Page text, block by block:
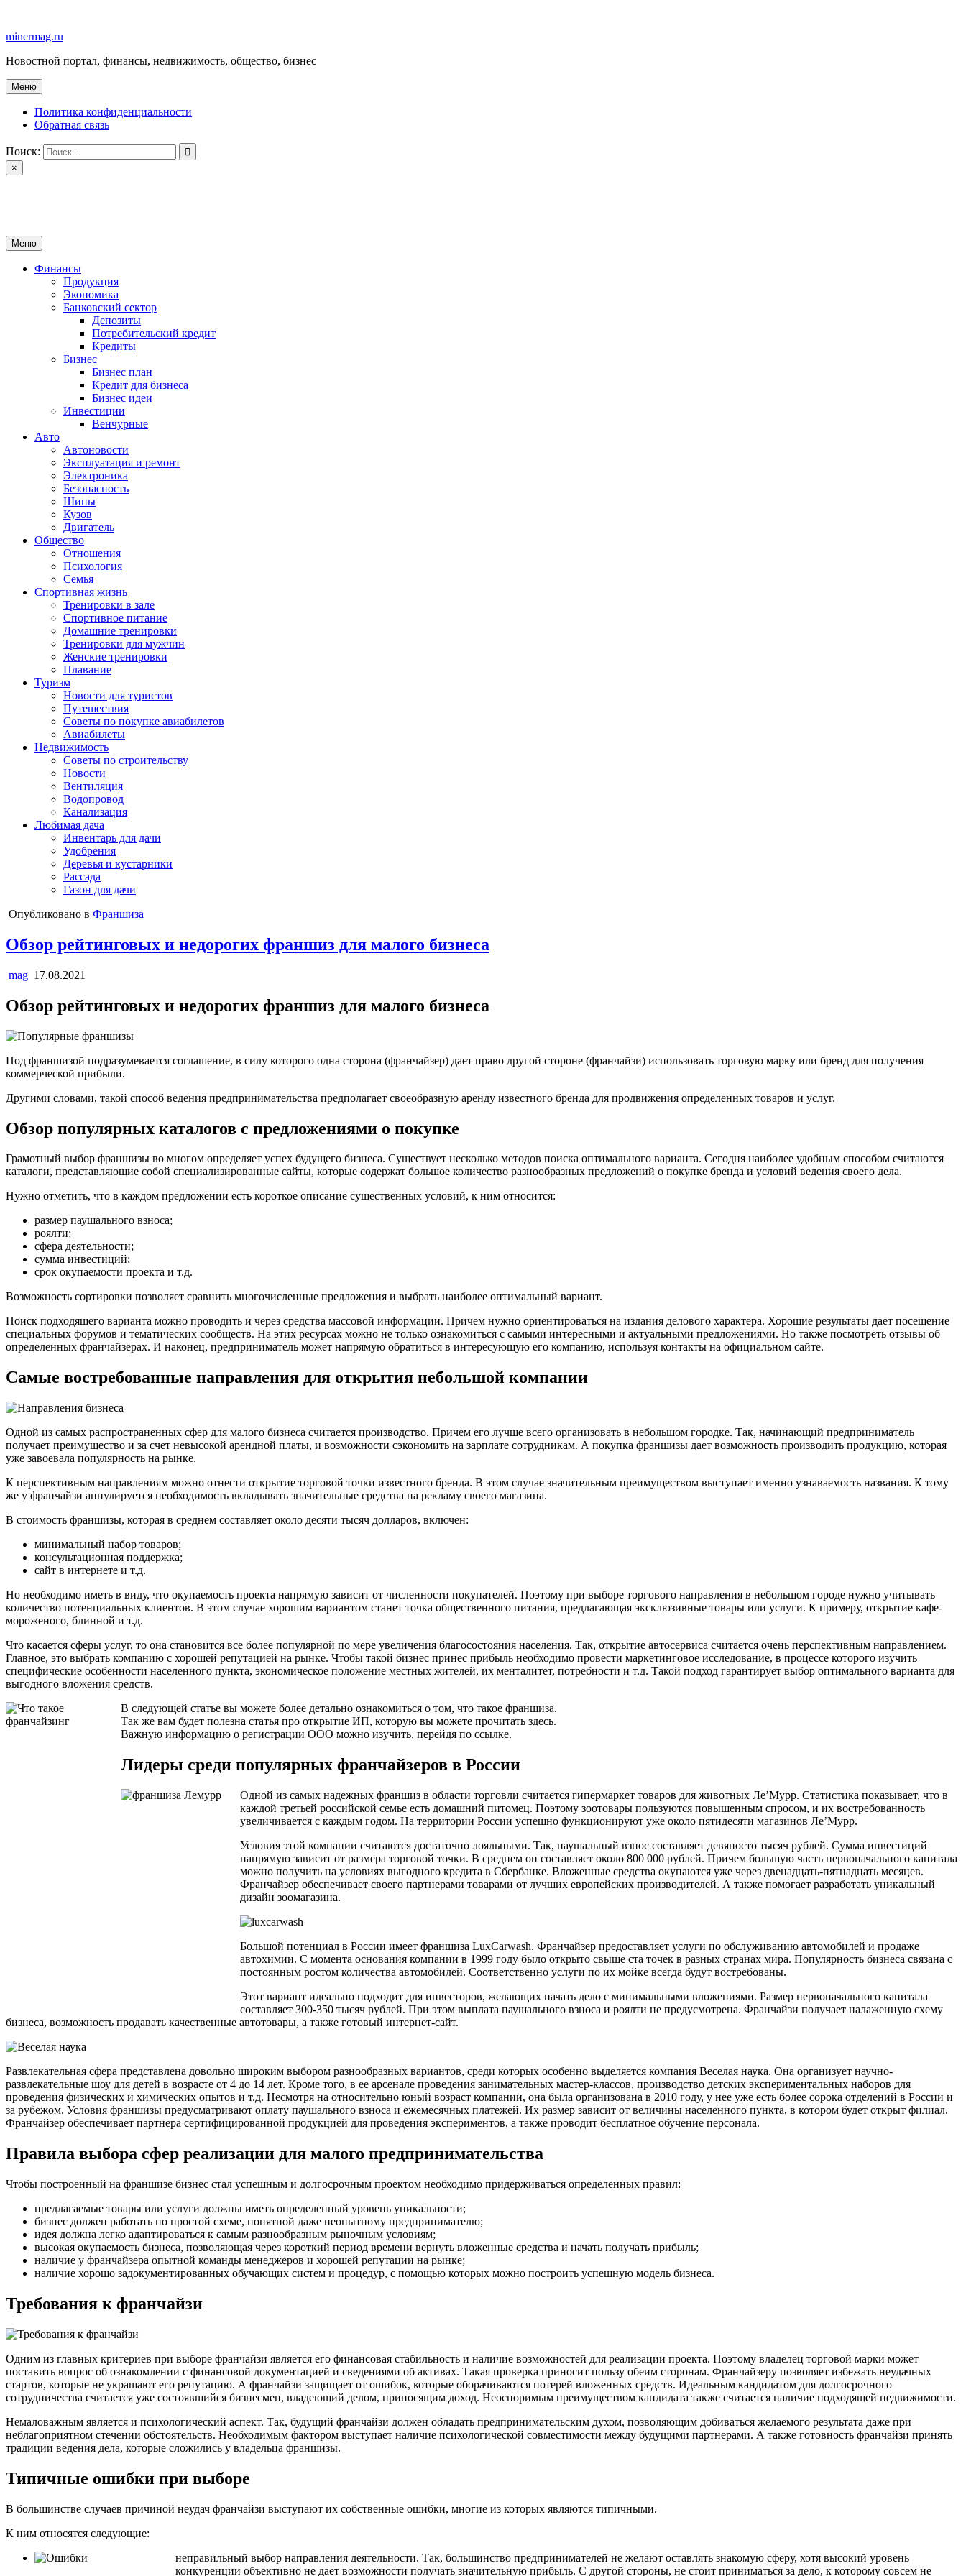
содержимому
minermag.ru
Новостной портал, финансы, недвижимость, общество, бизнес
Меню
Политика конфиденциальности
Обратная связь
Поиск:
×
Меню
Финансы
Продукция
Экономика
Банковский сектор
Депозиты
Потребительский кредит
Кредиты
Бизнес
Бизнес план
Кредит для бизнеса
Бизнес идеи
Инвестиции
Венчурные
Авто
Автоновости
Эксплуатация и ремонт
Электроника
Безопасность
Шины
Кузов
Двигатель
Общество
Отношения
Психология
Семья
Спортивная жизнь
Тренировки в зале
Спортивное питание
Домашние тренировки
Тренировки для мужчин
Женские тренировки
Плавание
Туризм
Новости для туристов
Путешествия
Советы по покупке авиабилетов
Авиабилеты
Недвижимость
Советы по строительству
Новости
Вентиляция
Водопровод
Канализация
Любимая дача
Инвентарь для дачи
Удобрения
Деревья и кустарники
Рассада
Газон для дачи
Опубликовано в Франшиза
Обзор рейтинговых и недорогих франшиз для малого бизнеса
mag 17.08.2021
Обзор рейтинговых и недорогих франшиз для малого бизнеса
Под франшизой подразумевается соглашение, в силу которого одна сторона (франчайзер) дает право другой стороне (франчайзи) использовать торговую марку или бренд для получения
коммерческой прибыли.
Другими словами, такой способ ведения предпринимательства предполагает своеобразную аренду известного бренда для продвижения определенных товаров и услуг.
Обзор популярных каталогов с предложениями о покупке
Грамотный выбор франшизы во многом определяет успех будущего бизнеса. Существует несколько методов поиска оптимального варианта. Сегодня наиболее удобным способом считаются
каталоги, представляющие собой специализированные сайты, которые содержат большое количество разнообразных предложений о покупке бренда и условий ведения своего дела.
Нужно отметить, что в каждом предложении есть короткое описание существенных условий, к ним относится:
размер паушального взноса;
роялти;
сфера деятельности;
сумма инвестиций;
срок окупаемости проекта и т.д.
Возможность сортировки позволяет сравнить многочисленные предложения и выбрать наиболее оптимальный вариант.
Поиск подходящего варианта можно проводить и через средства массовой информации. Причем нужно ориентироваться на издания делового характера. Хорошие результаты дает посещение
специальных форумов и тематических сообществ. На этих ресурсах можно не только ознакомиться с самыми интересными и актуальными предложениями. Но также посмотреть отзывы об
определенных франчайзерах. И наконец, предприниматель может напрямую обратиться в интересующую его компанию, используя контакты на официальном сайте.
Самые востребованные направления для открытия небольшой компании
Одной из самых распространенных сфер для малого бизнеса считается производство. Причем его лучше всего организовать в небольшом городке. Так, начинающий предприниматель
получает преимущество и за счет невысокой арендной платы, и возможности сэкономить на зарплате сотрудникам. А покупка франшизы дает возможность производить продукцию, которая
уже завоевала популярность на рынке.
К перспективным направлениям можно отнести открытие торговой точки известного бренда. В этом случае значительным преимуществом выступает именно узнаваемость названия. К тому
же у франчайзи аннулируется необходимость вкладывать значительные средства на рекламу своего магазина.
В стоимость франшизы, которая в среднем составляет около десяти тысяч долларов, включен:
минимальный набор товаров;
консультационная поддержка;
сайт в интернете и т.д.
Но необходимо иметь в виду, что окупаемость проекта напрямую зависит от численности покупателей. Поэтому при выборе торгового направления в небольшом городе нужно учитывать
количество потенциальных клиентов. В этом случае хорошим вариантом станет точка общественного питания, предлагающая эксклюзивные товары или услуги. К примеру, открытие кафе-
мороженого, блинной и т.д.
Что касается сферы услуг, то она становится все более популярной по мере увеличения благосостояния населения. Так, открытие автосервиса считается очень перспективным направлением.
Главное, это выбрать компанию с хорошей репутацией на рынке. Чтобы такой бизнес принес прибыль необходимо провести маркетинговое исследование, в процессе которого изучить
специфические особенности населенного пункта, экономическое положение местных жителей, их менталитет, потребности и т.д. Такой подход гарантирует выбор оптимального варианта для
выгодного вложения средств.
В следующей статье вы можете более детально ознакомиться о том, что такое франшиза.
Так же вам будет полезна статья про открытие ИП, которую вы можете прочитать здесь.
Важную информацию о регистрации ООО можно изучить, перейдя по ссылке.
Лидеры среди популярных франчайзеров в России
Одной из самых надежных франшиз в области торговли считается гипермаркет товаров для животных Ле’Мурр. Статистика показывает, что в
каждой третьей российской семье есть домашний питомец. Поэтому зоотовары пользуются повышенным спросом, и их востребованность
увеличивается с каждым годом. На территории России успешно функционируют уже около пятидесяти магазинов Ле’Мурр.
Условия этой компании считаются достаточно лояльными. Так, паушальный взнос составляет девяносто тысяч рублей. Сумма инвестиций
напрямую зависит от размера торговой точки. В среднем он составляет около 800 000 рублей. Причем большую часть первоначального капитала
можно получить на условиях выгодного кредита в Сбербанке. Вложенные средства окупаются уже через двенадцать-пятнадцать месяцев.
Франчайзер обеспечивает своего партнерами товарами от лучших европейских производителей. А также помогает разработать уникальный
дизайн зоомагазина.
Большой потенциал в России имеет франшиза LuxCarwash. Франчайзер предоставляет услуги по обслуживанию автомобилей и продаже
автохимии. С момента основания компании в 1999 году было открыто свыше ста точек в разных странах мира. Популярность бизнеса связана с
постоянным ростом количества автомобилей. Соответственно услуги по их мойке всегда будут востребованы.
Этот вариант идеально подходит для инвесторов, желающих начать дело с минимальными вложениями. Размер первоначального капитала
составляет 300-350 тысяч рублей. При этом выплата паушального взноса и роялти не предусмотрена. Франчайзи получает налаженную схему
бизнеса, возможность продавать качественные автотовары, а также готовый интернет-сайт.
Развлекательная сфера представлена довольно широким выбором разнообразных вариантов, среди которых особенно выделяется компания Веселая наука. Она организует научно-
развлекательные шоу для детей в возрасте от 4 до 14 лет. Кроме того, в ее арсенале проведения занимательных мастер-классов, производство детских экспериментальных наборов для
проведения физических и химических опытов и т.д. Несмотря на относительно юный возраст компании, она была организована в 2010 году, у нее уже есть более сорока отделений в России и
за рубежом. Условия франшизы предусматривают оплату паушального взноса и ежемесячных платежей. Их размер зависит от величины населенного пункта, в котором будет открыт филиал.
Франчайзер обеспечивает партнера сертифицированной продукцией для проведения экспериментов, а также проводит бесплатное обучение персонала.
Правила выбора сфер реализации для малого предпринимательства
Чтобы построенный на франшизе бизнес стал успешным и долгосрочным проектом необходимо придерживаться определенных правил:
предлагаемые товары или услуги должны иметь определенный уровень уникальности;
бизнес должен работать по простой схеме, понятной даже неопытному предпринимателю;
идея должна легко адаптироваться к самым разнообразным рыночным условиям;
высокая окупаемость бизнеса, позволяющая через короткий период времени вернуть вложенные средства и начать получать прибыль;
наличие у франчайзера опытной команды менеджеров и хорошей репутации на рынке;
наличие хорошо задокументированных обучающих систем и процедур, с помощью которых можно построить успешную модель бизнеса.
Требования к франчайзи
Одним из главных критериев при выборе франчайзи является его финансовая стабильность и наличие возможностей для реализации проекта. Поэтому владелец торговой марки может
поставить вопрос об ознакомлении с финансовой документацией и сведениями об активах. Такая проверка приносит пользу обеим сторонам. Франчайзеру позволяет избежать неудачных
стартов, которые не украшают его репутацию. А франчайзи защищает от ошибок, которые оборачиваются потерей вложенных средств. Идеальным кандидатом для долгосрочного
сотрудничества считается уже состоявшийся бизнесмен, владеющий делом, приносящим доход. Неоспоримым преимуществом кандидата также считается наличие подходящей недвижимости.
Немаловажным является и психологический аспект. Так, будущий франчайзи должен обладать предпринимательским духом, позволяющим добиваться желаемого результата даже при
неблагоприятном стечении обстоятельств. Необходимым фактором выступает наличие психологической совместимости между будущими партнерами. А также готовность франчайзи принять
традиции ведения дела, которые сложились у владельца франшизы.
Типичные ошибки при выборе
В большинстве случаев причиной неудач франчайзи выступают их собственные ошибки, многие из которых являются типичными.
К ним относятся следующие:
неправильный выбор направления деятельности. Так, большинство предпринимателей не желают оставлять знакомую сферу, хотя высокий уровень
конкуренции объективно не дает возможности получать значительную прибыль. С другой стороны, не стоит приниматься за дело, к которому совсем не